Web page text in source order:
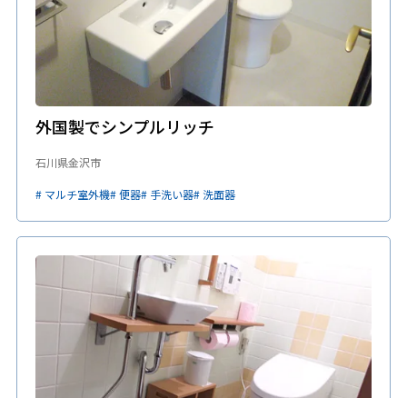
外国製でシンプルリッチ
石川県金沢市
# マルチ室外機# 便器# 手洗い器# 洗面器